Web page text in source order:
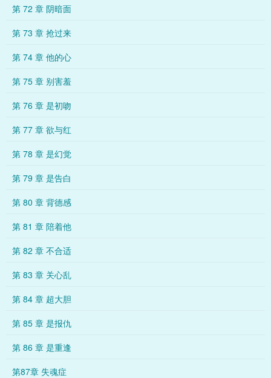
第 72 章 阴暗面
第 73 章 抢过来
第 74 章 他的心
第 75 章 别害羞
第 76 章 是初吻
第 77 章 欲与红
第 78 章 是幻觉
第 79 章 是告白
第 80 章 背德感
第 81 章 陪着他
第 82 章 不合适
第 83 章 关心乱
第 84 章 超大胆
第 85 章 是报仇
第 86 章 是重逢
第87章 失魂症